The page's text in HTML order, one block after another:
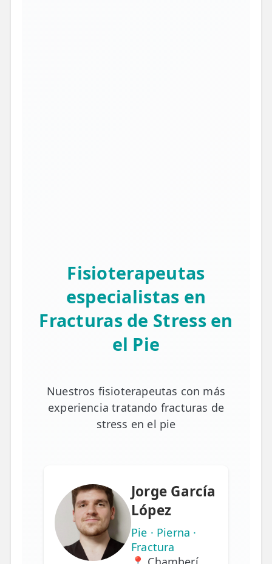
Fisioterapeutas
especialistas en
Fracturas de Stress en
el Pie
Nuestros fisioterapeutas con más
experiencia tratando fracturas de
stress en el pie
Jorge García
López
Pie · Pierna ·
Fractura